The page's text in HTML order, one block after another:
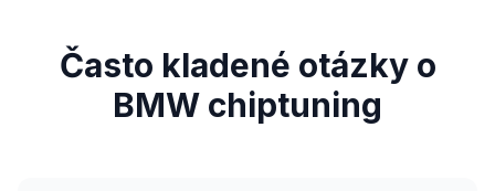
Často kladené otázky o
BMW chiptuning